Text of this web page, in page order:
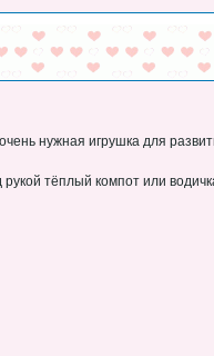
очень нужная игрушка для
тёплый компот или